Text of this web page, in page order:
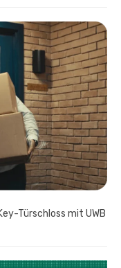
Türschloss mit UWB